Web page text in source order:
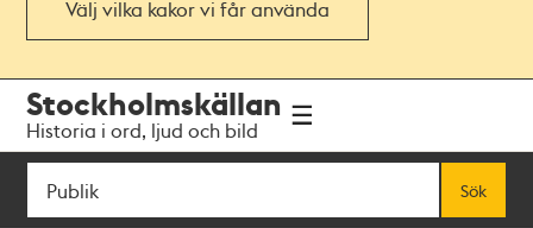
Välj vilka kakor vi får använda
navigationen
huvudinnehållet
Stockholmskällan
Historia i ord, ljud och bild
Sök
Sök